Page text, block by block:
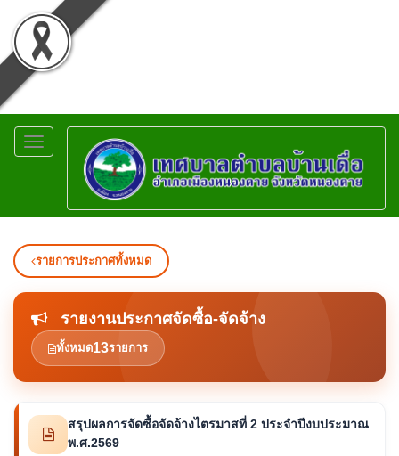
Toggle
navigation
รายการประกาศทั้งหมด
รายงานประกาศจัดซื้อ-จัดจ้าง
ทั้งหมด13รายการ
สรุปผลการจัดซื้อจัดจ้างไตรมาสที่ 2 ประจำปีงบประมาณ
พ.ศ.2569